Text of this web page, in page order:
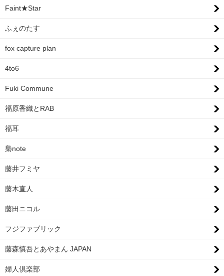
Faint★Star
ふぇのたす
fox capture plan
4to6
Fuki Commune
福原香織とRAB
福耳
梟note
藤井フミヤ
藤木直人
藤田ニコル
フジファブリック
藤森慎吾とあやまん JAPAN
婦人倶楽部